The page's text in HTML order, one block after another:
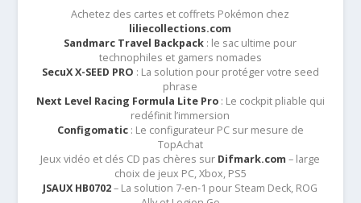
Achetez des cartes et coffrets Pokémon chez
liliecollections.com
Sandmarc Travel Backpack : le sac ultime pour
technophiles et gamers nomades
SecuX X-SEED PRO : La solution pour protéger votre seed
phrase
Next Level Racing Formula Lite Pro: Le cockpit pliable qui
redéfinit l’immersion
Configomatic: Le configurateur PC sur mesure de
TopAchat
Jeux vidéo et clés CD pas chères sur Difmark.com – large
choix de jeux PC, Xbox, PS5
JSAUX HB0702– La solution 7-en-1 pour Steam Deck, ROG